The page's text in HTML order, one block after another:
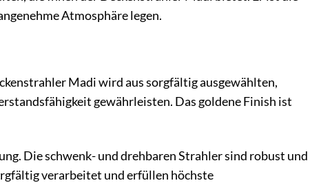
Atmosphäre legen.
Madi wird aus sorgfältig ausgewählten,
gewährleisten. Das goldene Finish ist
Die schwenk- und drehbaren Strahler sind robust und
verarbeitet und erfüllen höchste